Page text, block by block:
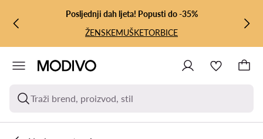
PRIJEĐI NA GLAVNI SADRŽAJ
PRIJEĐI NA PRETRAŽIVANJE
Posljednji dah ljeta! Popusti do -35%
ŽENSKEMUŠKETORBICE
Traži brend, proizvod, stil